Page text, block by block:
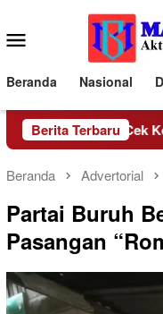
konten
Menu
Mobile
Beranda Nasional
Berita Terbaru
Gelar Cek
Beranda Advertorial
Partai Buruh
Pasangan